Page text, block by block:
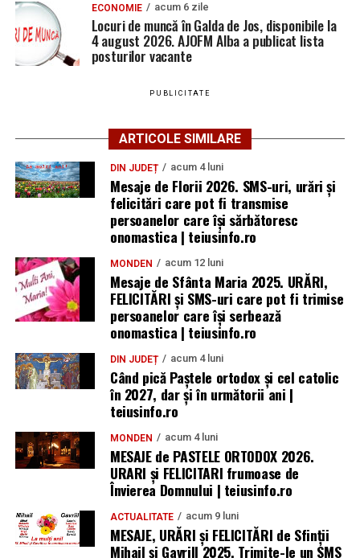
ECONOMIE acum 6 zile
Locuri de muncă în Galda de Jos, disponibile la
4 august 2026. AJOFM Alba a publicat lista
posturilor vacante
PUBLICITATE
ARTICOLE SIMILARE
DIN JUDEȚ acum 4 luni
Mesaje de Florii 2026. SMS-uri, urări și
felicitări care pot fi transmise
persoanelor care îşi sărbătoresc
onomastica | teiusinfo.ro
MONDEN acum 12 luni
Mesaje de Sfânta Maria 2025. URĂRI,
FELICITĂRI și SMS-uri care pot fi trimise
persoanelor care își serbează
onomastica | teiusinfo.ro
DIN JUDEȚ acum 4 luni
Când pică Paștele ortodox și cel catolic
în 2027, dar și în următorii ani |
teiusinfo.ro
MONDEN acum 4 luni
MESAJE de PASTELE ORTODOX 2026.
URARI și FELICITARI frumoase de
Învierea Domnului | teiusinfo.ro
ACTUALITATE acum 9 luni
MESAJE, URĂRI și FELICITĂRI de Sfinții
Mihail și Gavrill 2025. Trimite-le un SMS